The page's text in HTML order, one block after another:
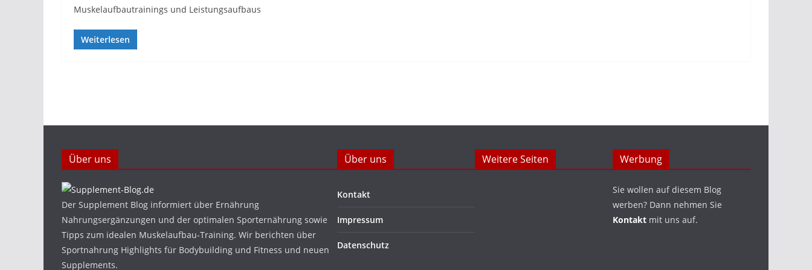
Muskelaufbautrainings und Leistungsaufbaus
Weiterlesen
Über uns
Der Supplement Blog informiert über Ernährung
Nahrungsergänzungen und der optimalen Sporternährung sowie
Tipps zum idealen Muskelaufbau-Training. Wir berichten über
Sportnahrung Highlights für Bodybuilding und Fitness und neuen
Supplements.
Über uns
Kontakt
Impressum
Datenschutz
Weitere Seiten Werbung
Sie wollen auf diesem Blog
werben? Dann nehmen Sie
Kontakt mit uns auf.